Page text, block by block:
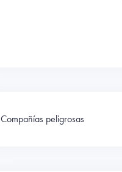
Navegación
Compañías peligrosas